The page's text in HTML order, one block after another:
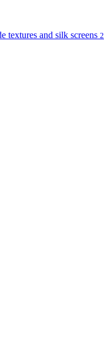
textures and silk screens 2